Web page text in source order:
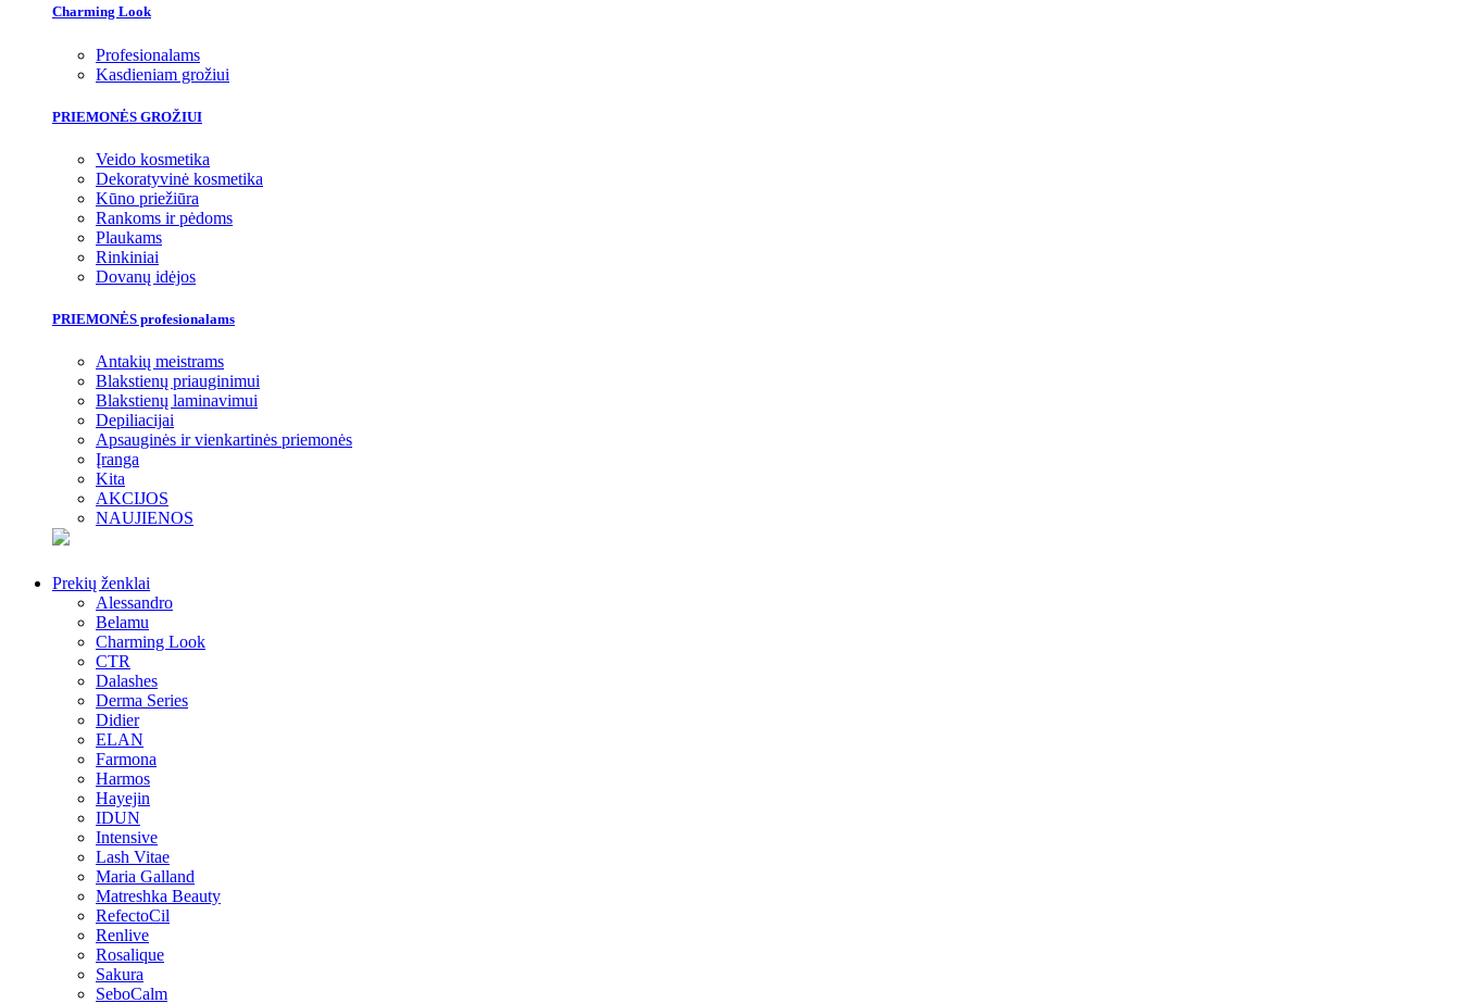
Charming Look
Profesionalams
Kasdieniam grožiui
PRIEMONĖS GROŽIUI
Veido kosmetika
Dekoratyvinė kosmetika
Kūno priežiūra
Rankoms ir pėdoms
Plaukams
Rinkiniai
Dovanų idėjos
PRIEMONĖS profesionalams
Antakių meistrams
Blakstienų priauginimui
Blakstienų laminavimui
Depiliacijai
Apsauginės ir vienkartinės priemonės
Įranga
Kita
AKCIJOS
NAUJIENOS
Prekių ženklai
Alessandro
Belamu
Charming Look
CTR
Dalashes
Derma Series
Didier
ELAN
Farmona
Harmos
Hayejin
IDUN
Intensive
Lash Vitae
Maria Galland
Matreshka Beauty
RefectoCil
Renlive
Rosalique
Sakura
SeboCalm